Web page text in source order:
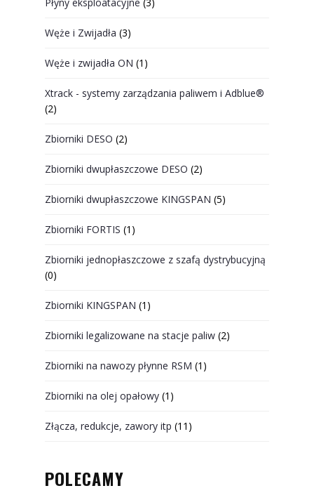
Węże i Zwijadła (3)
Węże i zwijadła ON (1)
Xtrack - systemy zarządzania paliwem i Adblue®
(2)
Zbiorniki DESO (2)
Zbiorniki dwupłaszczowe DESO (2)
Zbiorniki dwupłaszczowe KINGSPAN (5)
Zbiorniki FORTIS (1)
Zbiorniki jednopłaszczowe z szafą dystrybucyjną
(0)
Zbiorniki KINGSPAN (1)
Zbiorniki legalizowane na stacje paliw (2)
Zbiorniki na nawozy płynne RSM (1)
Zbiorniki na olej opałowy (1)
Złącza, redukcje, zawory itp (11)
POLECAMY